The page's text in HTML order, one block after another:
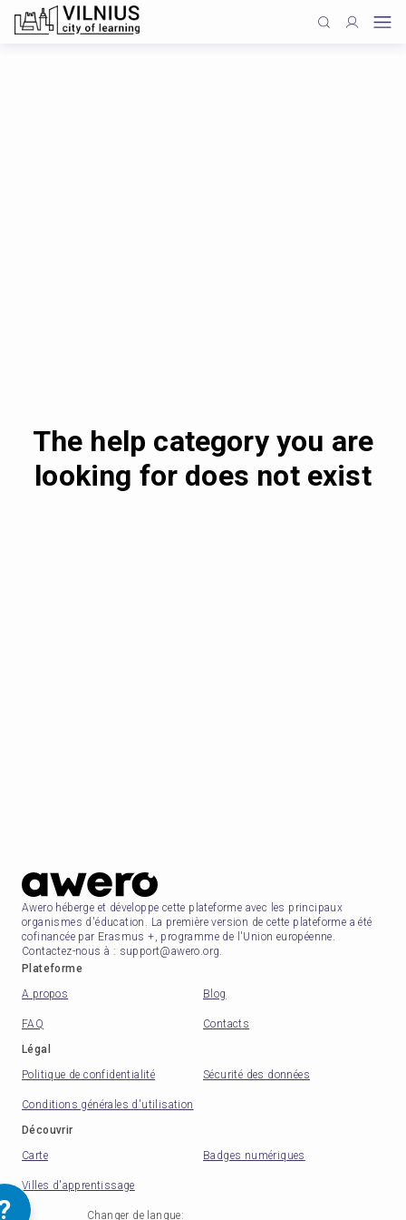
The help category you are
looking for does not exist
Awero héberge et développe cette plateforme avec les principaux
organismes d'éducation. La première version de cette plateforme a été
cofinancée par Erasmus +, programme de l'Union européenne.
Contactez-nous à : support@awero.org.
Plateforme
A propos
Blog
FAQ
Contacts
Légal
Politique de confidentialité
Sécurité des données
Conditions générales d'utilisation
Découvrir
Carte
Badges numériques
Villes d'apprentissage
Changer de langue: